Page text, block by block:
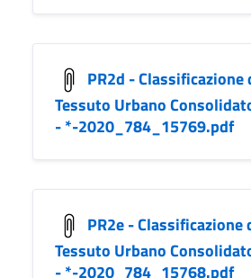
PR2d - Classificazione
Tessuto Urbano
- *-2020_784_15769.pdf
PR2e - Classificazione
Tessuto Urbano
- *-2020_784_15768.pdf